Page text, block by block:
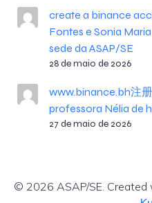
create a binance
Fontes e Sonia
sede da ASAP/SE
28 de maio de 2026
www.binance.bh注册
professora Nélia de
27 de maio de 2026
© 2026 ASAP/SE. Created